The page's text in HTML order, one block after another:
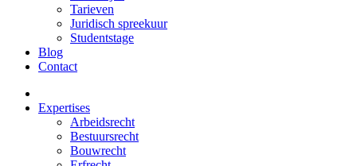
Tarieven
Juridisch spreekuur
Studentstage
Blog
Contact
Expertises
Arbeidsrecht
Bestuursrecht
Bouwrecht